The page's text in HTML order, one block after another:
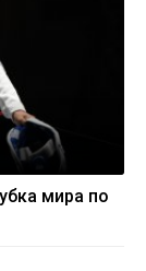
мира по